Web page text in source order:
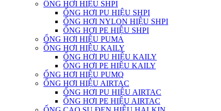
ỐNG HƠI HIỆU SHPI
ỐNG HƠI PU HIỆU SHPI
ỐNG HƠI NYLON HIỆU SHPI
ỐNG HƠI PE HIỆU SHPI
ỐNG HƠI HIỆU PUMA
ỐNG HƠI HIỆU KAILY
ỐNG HƠI PU HIỆU KAILY
ỐNG HƠI PE HIỆU KAILY
ỐNG HƠI HIỆU PUMQ
ỐNG HƠI HIỆU AIRTAC
ỐNG HƠI PU HIỆU AIRTAC
ỐNG HƠI PE HIỆU AIRTAC